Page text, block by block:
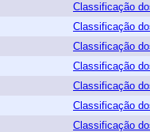
Classificação
Classificação
Classificação
Classificação
Classificação
Classificação
Classificação